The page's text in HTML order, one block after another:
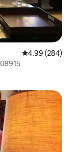
คะแนนเฉลี่ย
4.99 (284)